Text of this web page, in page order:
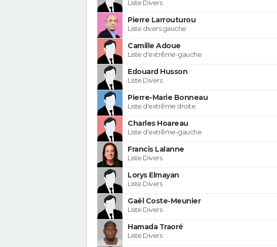
Liste Divers
Pierre Larrouturou
Liste divers gauche
Camille Adoue
Liste d'extrême-gauche
Edouard Husson
Liste Divers
Pierre-Marie Bonneau
Liste d'extrême droite
Charles Hoareau
Liste d'extrême-gauche
Francis Lalanne
Liste Divers
Lorys Elmayan
Liste Divers
Gaël Coste-Meunier
Liste Divers
Hamada Traoré
Liste Divers